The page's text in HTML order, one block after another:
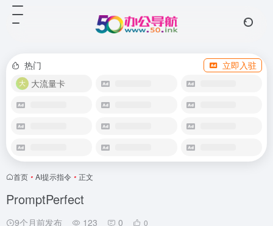
热门
立即入驻
大流量卡
首页 • AI提示指令 • 正文
PromptPerfect
9个月前发布 123 0 0